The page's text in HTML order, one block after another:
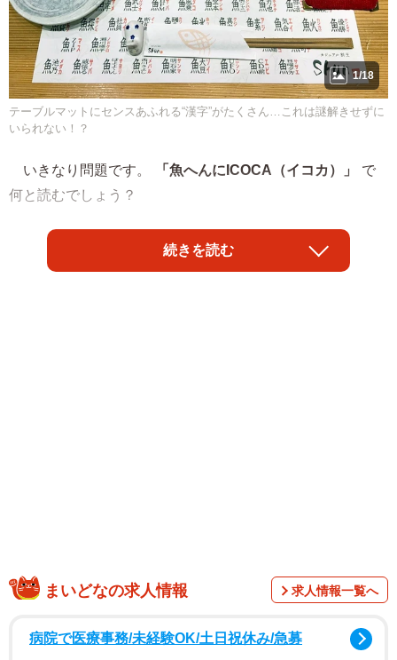
1/18
テーブルマットにセンスあふれる“漢字”がたくさん…これは謎解きせずに
いられない！？
いきなり問題です。 「魚へんにICOCA（イコカ）」
で
何と読むでしょう？
過去には「鯖（さば）」のことを「魚へんにブルー」と
言った某プロ野球関係者がいましたが、大阪・日本橋のカ
続きを読む
まいどなの求人情報 求人情報一覧へ
病院で医療事務/未経験OK/土日祝休み/急募